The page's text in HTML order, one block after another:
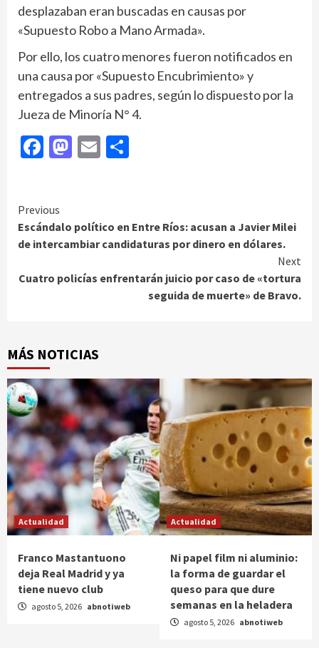
desplazaban eran buscadas en causas por
«Supuesto Robo a Mano Armada».
Por ello, los cuatro menores fueron notificados en
una causa por «Supuesto Encubrimiento» y
entregados a sus padres, según lo dispuesto por la
Jueza de Minoría N° 4.
Facebook
Mastodon
Email
Continue
Reading
Previous
Escándalo político en Entre Ríos: acusan a Javier Milei
de intercambiar candidaturas por dinero en dólares.
Next
Cuatro policías enfrentarán juicio por caso de «tortura
seguida de muerte» de Bravo.
MÁS NOTICIAS
Actualidad
Franco Mastantuono
deja Real Madrid y ya
tiene nuevo club
agosto 5, 2026 abnotiweb
Actualidad
Ni papel film ni aluminio:
la forma de guardar el
queso para que dure
semanas en la heladera
agosto 5, 2026 abnotiweb